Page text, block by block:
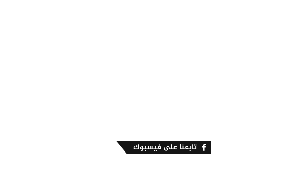
تابعنا على فيسبوك